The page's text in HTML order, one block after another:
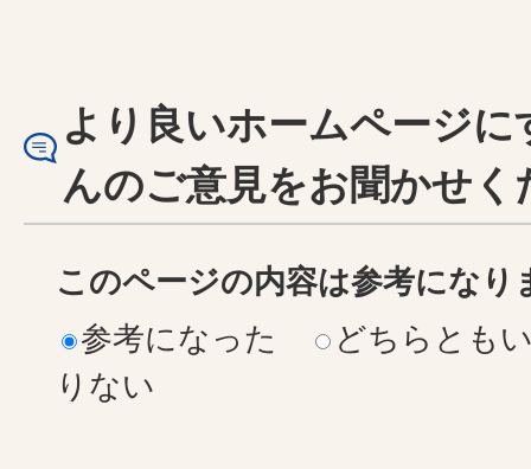
より良いホームページ
んのご意見をお聞かせく
このページの内容は参考になり
参考になった
どちらとも
りない